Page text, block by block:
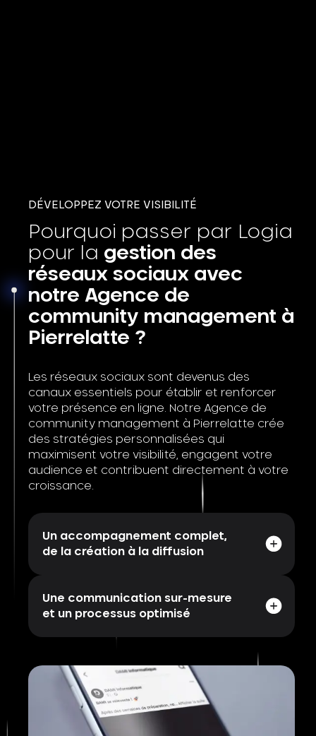
DÉVELOPPEZ VOTRE VISIBILITÉ
Pourquoi passer par Logia
pour la gestion des
réseaux sociaux avec
notre Agence de
community management à
Pierrelatte ?
Les réseaux sociaux sont devenus des
canaux essentiels pour établir et renforcer
votre présence en ligne. Notre Agence de
community management à Pierrelatte crée
des stratégies personnalisées qui
maximisent votre visibilité, engagent votre
audience et contribuent directement à votre
croissance.
Un accompagnement complet,
de la création à la diffusion
Une communication sur-mesure
et un processus optimisé